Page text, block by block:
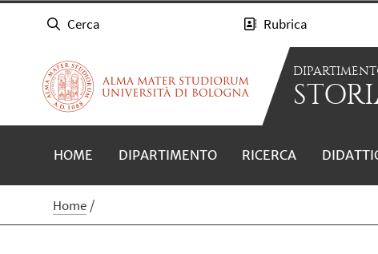
Cerca Rubrica
HOME DIPARTIMENTO RICERCA
Home